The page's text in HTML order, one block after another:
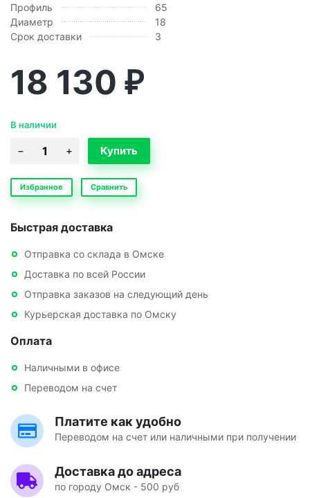
Профиль
65
Диаметр
18
Срок доставки
3
18 130 ₽
В наличии
Избранное Сравнить
Быстрая доставка
Отправка со склада в Омске
Доставка по всей России
Отправка заказов на следующий день
Курьерская доставка по Омску
Оплата
Наличными в офисе
Переводом на счет
Платите как удобно
Переводом на счет или наличными при получении
Доставка до адреса
по городу Омск - 500 руб